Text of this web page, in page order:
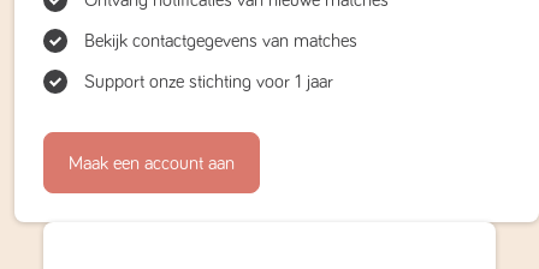
Bekijk contactgegevens van matches
Support onze stichting voor 1 jaar
Maak een account aan